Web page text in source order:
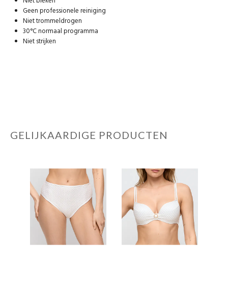
Geen professionele reiniging
Niet trommeldrogen
30°C normaal programma
Niet strijken
GELIJKAARDIGE PRODUCTEN